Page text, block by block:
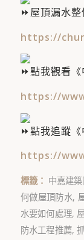
屋頂漏水整
https://
點我觀看
https://
點我追蹤《
https://
標籤： 中嘉建
何做屋頂防水,
水要如何處理,
防水工程推薦,